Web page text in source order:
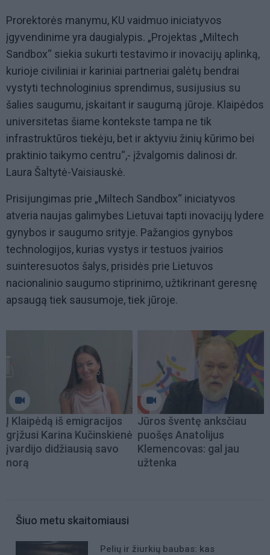
Prorektorės manymu, KU vaidmuo iniciatyvos
įgyvendinime yra daugialypis. „Projektas „Miltech
Sandbox“ siekia sukurti testavimo ir inovacijų aplinką,
kurioje civiliniai ir kariniai partneriai galėtų bendrai
vystyti technologinius sprendimus, susijusius su
šalies saugumu, įskaitant ir saugumą jūroje. Klaipėdos
universitetas šiame kontekste tampa ne tik
infrastruktūros tiekėju, bet ir aktyviu žinių kūrimo bei
praktinio taikymo centru“,- įžvalgomis dalinosi dr.
Laura Šaltytė-Vaisiauskė.
Prisijungimas prie „Miltech Sandbox“ iniciatyvos
atveria naujas galimybes Lietuvai tapti inovacijų lydere
gynybos ir saugumo srityje. Pažangios gynybos
technologijos, kurias vystys ir testuos įvairios
suinteresuotos šalys, prisidės prie Lietuvos
nacionalinio saugumo stiprinimo, užtikrinant geresnę
apsaugą tiek sausumoje, tiek jūroje.
Į Klaipėdą iš emigracijos
grįžusi Karina Kučinskienė
įvardijo didžiausią savo
norą
Jūros šventę anksčiau
puošęs Anatolijus
Klemencovas: gal jau
užtenka
Šiuo metu skaitomiausi
Pelių ir žiurkių baubas: kas